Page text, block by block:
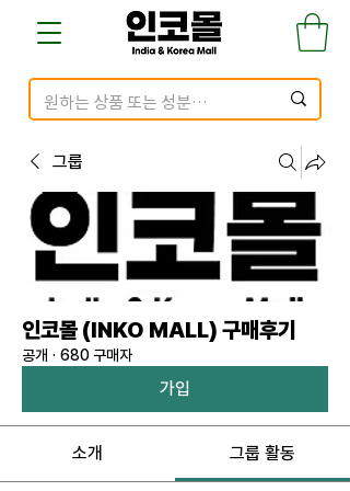
그룹
인코몰 (INKO MALL) 구매후기
공개 · 680 구매자
가입
소개 그룹 활동